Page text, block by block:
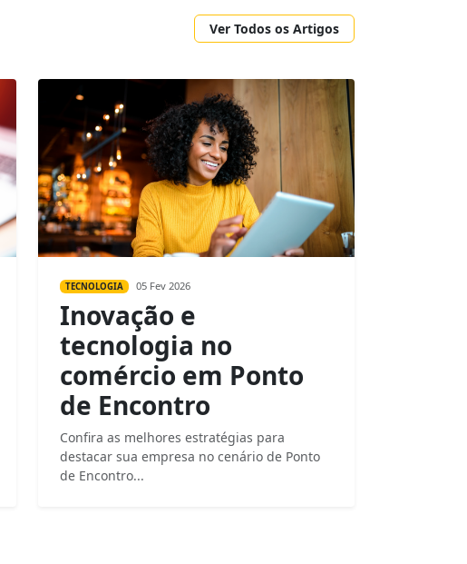
Ver Todos os Artigos
TECNOLOGIA 05 Fev 2026
Inovação e
tecnologia no
comércio em Ponto
de Encontro
Confira as melhores estratégias para
destacar sua empresa no cenário de Ponto
de Encontro...